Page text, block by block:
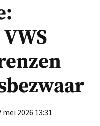
mei 2026 13:31